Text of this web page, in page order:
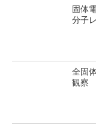
固体
分子
全固
観察